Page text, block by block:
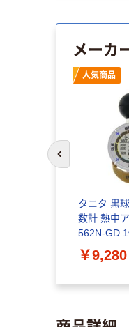
メーカ
人気商品
タニタ 黒
数計 熱中
562N-GD 1
￥9,280
前のスライドへ